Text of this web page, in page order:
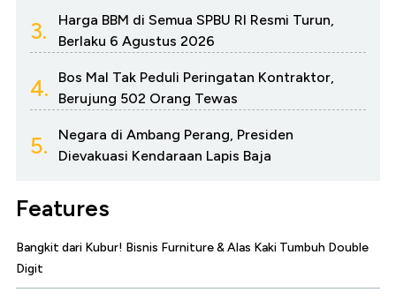
3.
Harga BBM di Semua SPBU RI Resmi Turun,
Berlaku 6 Agustus 2026
4.
Bos Mal Tak Peduli Peringatan Kontraktor,
Berujung 502 Orang Tewas
5.
Negara di Ambang Perang, Presiden
Dievakuasi Kendaraan Lapis Baja
Features
Bangkit dari Kubur! Bisnis Furniture & Alas Kaki Tumbuh Double
Digit